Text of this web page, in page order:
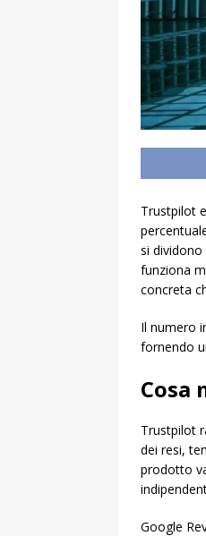
Trustpilot
si
funziona
concreta
Il numero
fornendo
Cosa
Trustpilot
dei resi,
prodotto
Google